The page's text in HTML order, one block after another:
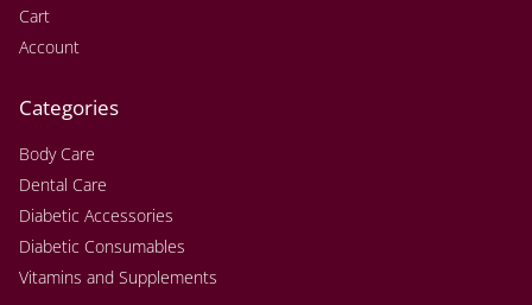
Cart
Account
Categories
Body Care
Dental Care
Diabetic Accessories
Diabetic Consumables
Vitamins and Supplements